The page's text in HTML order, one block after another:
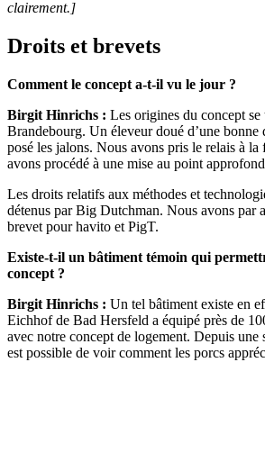
clairement.]
Droits et brevets
Comment le concept a-t-il vu le jour ?
Birgit Hinrichs : Les origines du concept
Brandebourg. Un éleveur doué d’une bonne
posé les jalons. Nous avons pris le relais à la
avons procédé à une mise au point
Les droits relatifs aux méthodes et
détenus par Big Dutchman. Nous avons par
brevet pour havito et PigT.
Existe-t-il un bâtiment témoin qui
concept ?
Birgit Hinrichs : Un tel bâtiment existe en
Eichhof de Bad Hersfeld a équipé près de
avec notre concept de logement. Depuis une
est possible de voir comment les porcs